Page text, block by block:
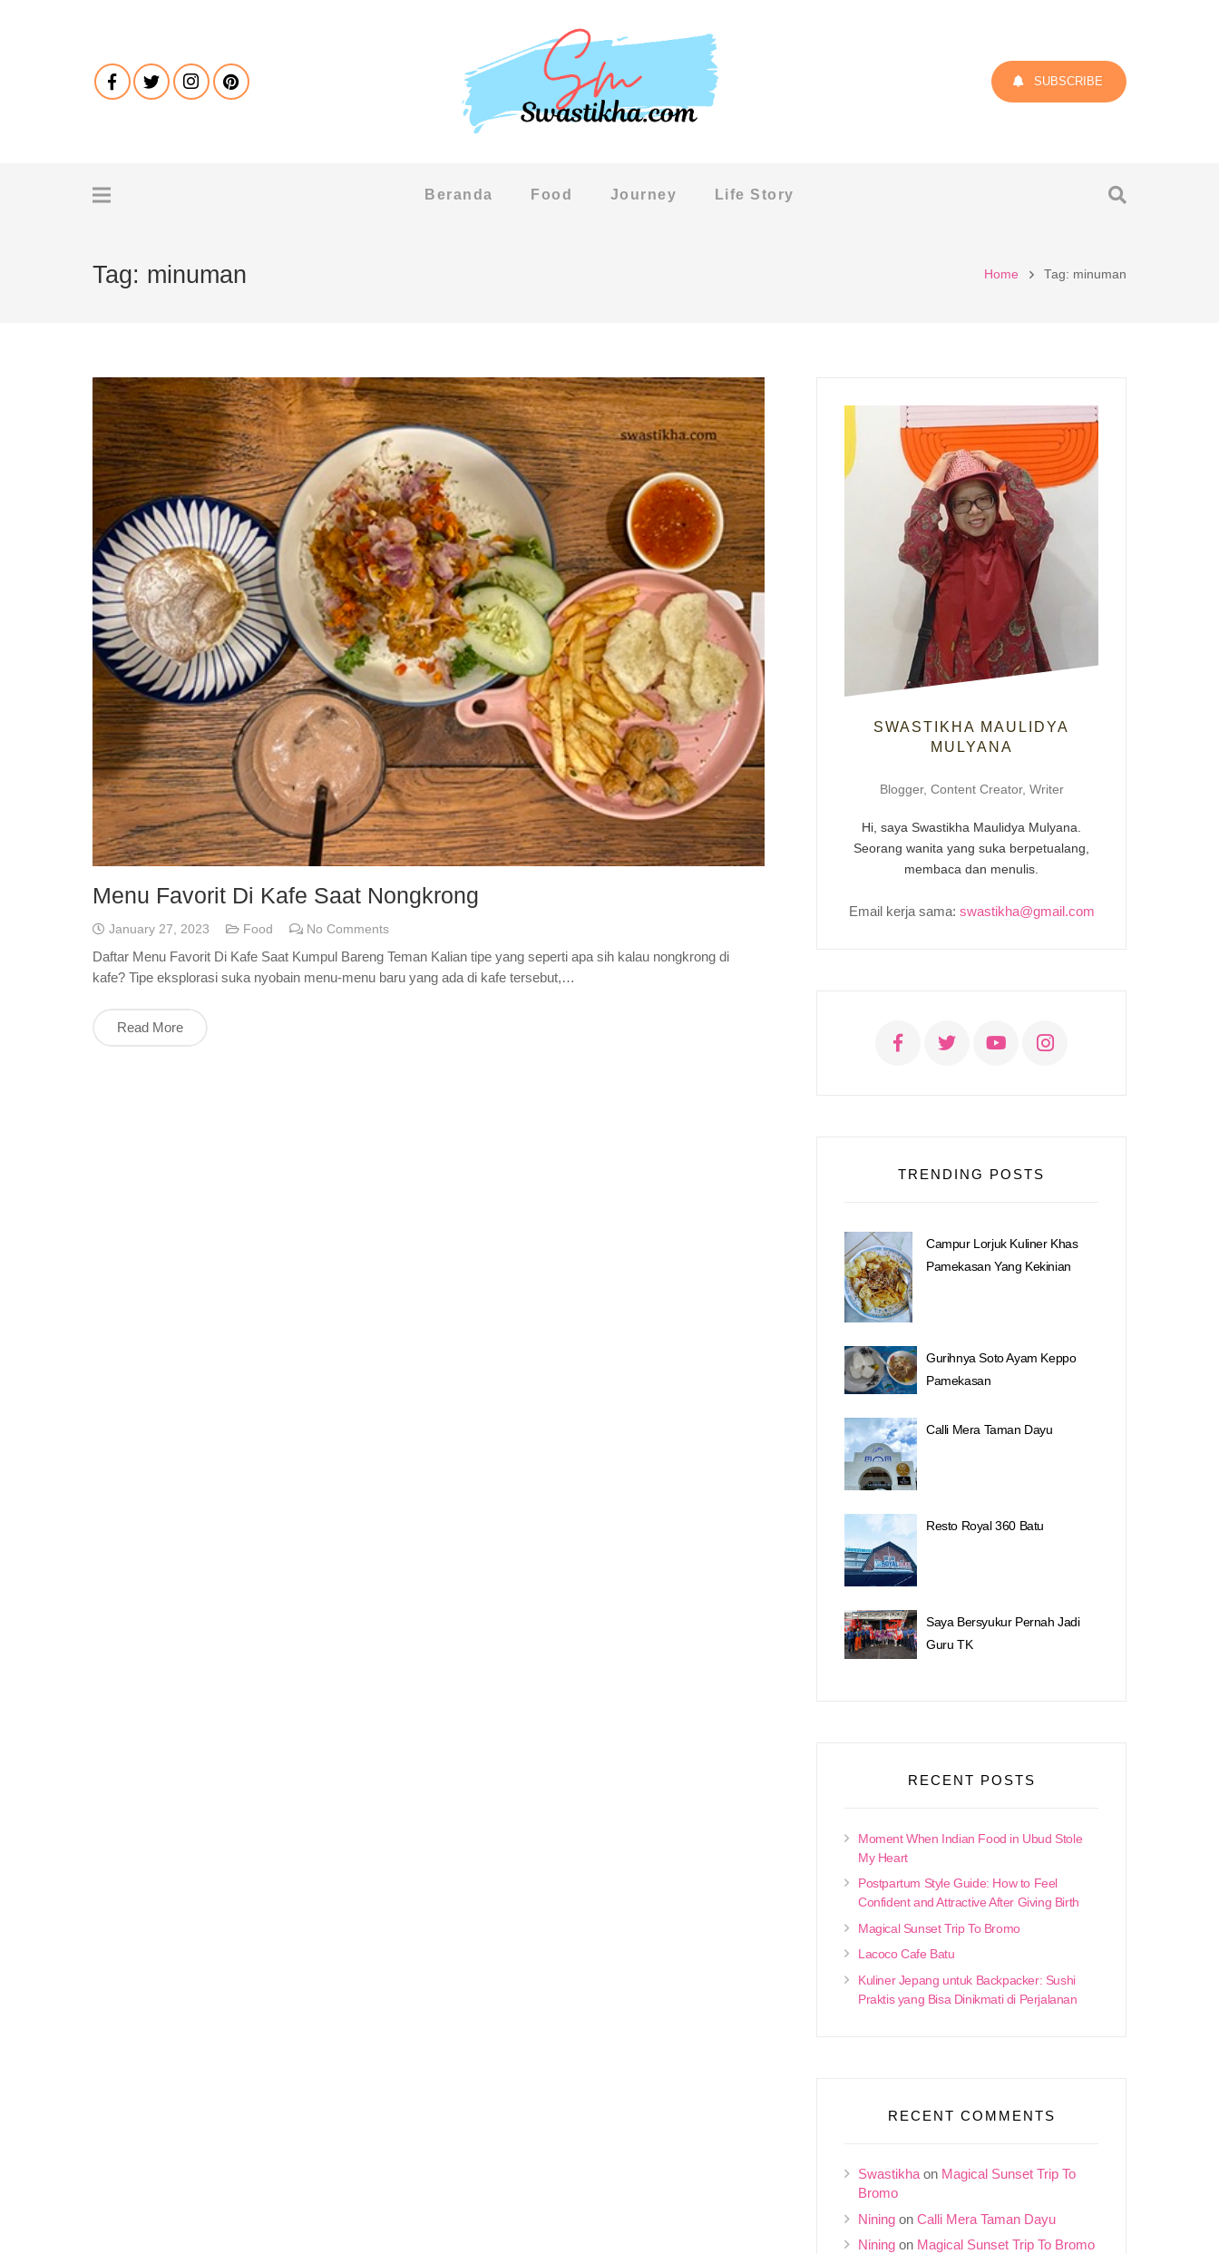
SUBSCRIBE
Beranda Food Journey Life Story
Tag: minuman Home Tag: minuman
Menu Favorit Di Kafe Saat Nongkrong
January 27, 2023 Food No Comments
Daftar Menu Favorit Di Kafe Saat Kumpul Bareng Teman Kalian tipe yang seperti apa sih kalau nongkrong di
kafe? Tipe eksplorasi suka nyobain menu-menu baru yang ada di kafe tersebut,…
Read More
SWASTIKHA MAULIDYA
MULYANA
Blogger, Content Creator, Writer
Hi, saya Swastikha Maulidya Mulyana.
Seorang wanita yang suka berpetualang,
membaca dan menulis.
Email kerja sama: swastikha@gmail.com
TRENDING POSTS
Campur Lorjuk Kuliner Khas
Pamekasan Yang Kekinian
Gurihnya Soto Ayam Keppo
Pamekasan
Calli Mera Taman Dayu
Resto Royal 360 Batu
Saya Bersyukur Pernah Jadi
Guru TK
RECENT POSTS
Moment When Indian Food in Ubud Stole
My Heart
Postpartum Style Guide: How to Feel
Confident and Attractive After Giving Birth
Magical Sunset Trip To Bromo
Lacoco Cafe Batu
Kuliner Jepang untuk Backpacker: Sushi
Praktis yang Bisa Dinikmati di Perjalanan
RECENT COMMENTS
Swastikha on Magical Sunset Trip To
Bromo
Nining on Calli Mera Taman Dayu
Nining on Magical Sunset Trip To Bromo